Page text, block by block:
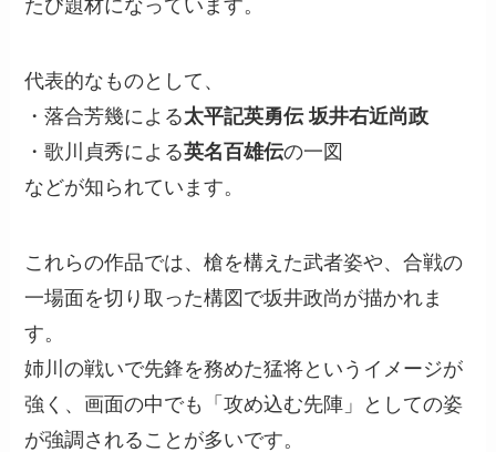
たび題材になっています。
代表的なものとして、
・落合芳幾による太平記英勇伝 坂井右近尚政
・歌川貞秀による英名百雄伝の一図
などが知られています。
これらの作品では、槍を構えた武者姿や、合戦の
一場面を切り取った構図で坂井政尚が描かれま
す。
姉川の戦いで先鋒を務めた猛将というイメージが
強く、画面の中でも「攻め込む先陣」としての姿
が強調されることが多いです。